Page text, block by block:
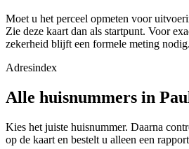
Moet u het perceel opmeten voor
Zie deze kaart dan als startpunt. Voor
zekerheid blijft een formele meting nodig.
Adresindex
Alle huisnummers in
Kies het juiste huisnummer. Daarna
op de kaart en bestelt u alleen een